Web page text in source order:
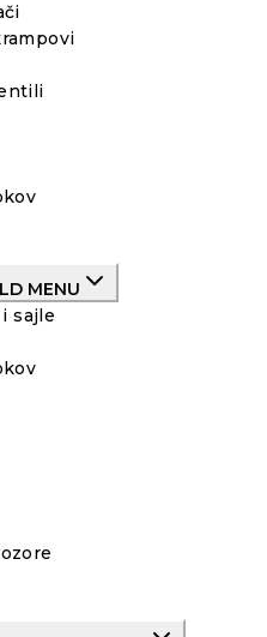
MENU
sajle